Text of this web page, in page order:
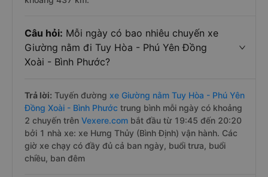
Câu hỏi: Mỗi ngày có bao nhiêu chuyến xe
Giường nằm đi Tuy Hòa - Phú Yên Đồng
Xoài - Bình Phước?
Trả lời: Tuyến đường xe Giường nằm Tuy Hòa - Phú Yên
Đồng Xoài - Bình Phước trung bình mỗi ngày có khoảng
2 chuyến trên Vexere.com bắt đầu từ 19:45 đến 20:20
bởi 1 nhà xe: xe Hưng Thủy (Bình Định) vận hành. Các
giờ xe chạy có đầy đủ cả ban ngày, buổi trưa, buổi
chiều, ban đêm